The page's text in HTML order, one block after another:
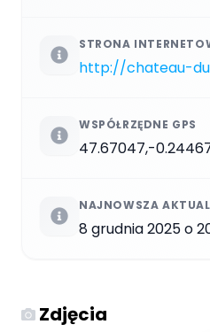
STRONA
http://chateau-
WSPÓŁRZĘDNE GPS
47.67047,-
NAJNOWSZA
8 grudnia 2025 o
Zdjęcia